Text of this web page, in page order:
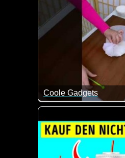
Coole Gadgets
Es macht immer